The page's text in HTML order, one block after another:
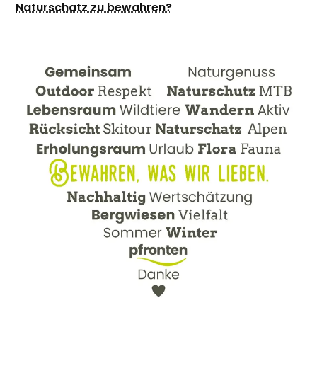
Naturschatz zu bewahren?